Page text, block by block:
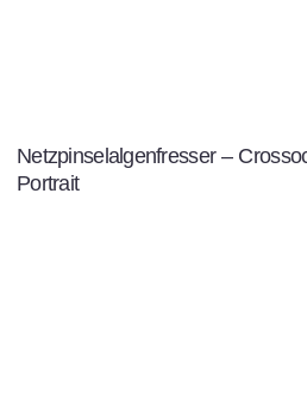
Netzpinselalgenfresser –
Portrait